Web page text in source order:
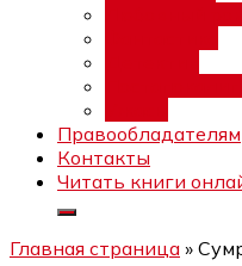
Правообладателям
Контакты
Читать книги
Главная страница »